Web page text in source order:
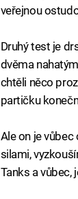
veřejnou
Druhý test je
dvěma
chtěli něco
partičku
Ale on je
silami,
Tanks a vůbec,